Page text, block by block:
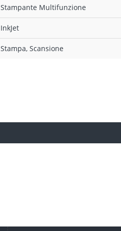
Stampante Multifunzione
InkJet
Stampa, Scansione